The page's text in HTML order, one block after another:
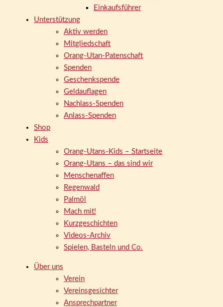
Einkaufsführer
Unterstützung
Aktiv werden
Mitgliedschaft
Orang-Utan-Patenschaft
Spenden
Geschenkspende
Geldauflagen
Nachlass-Spenden
Anlass-Spenden
Shop
Kids
Orang-Utans-Kids – Startseite
Orang-Utans – das sind wir
Menschenaffen
Regenwald
Palmöl
Mach mit!
Kurzgeschichten
Videos-Archiv
Spielen, Basteln und Co.
Über uns
Verein
Vereinsgesichter
Ansprechpartner